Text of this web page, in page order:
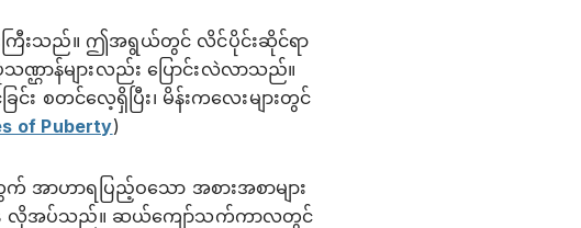
ကြီးသည်။ ဤအရွယ်တွင် လိင်ပိုင်းဆိုင်ရာ
ပုံသဏ္ဌာန်များလည်း ပြောင်းလဲလာသည်။
စတင်လေ့ရှိပြီး၊ မိန်းကလေးများတွင်
of Puberty)
ာဟာရပြည့်ဝသော အစားအစာများ
ရန် လိုအပ်သည်။ ဆယ်ကျော်သက်ကာလတွင်